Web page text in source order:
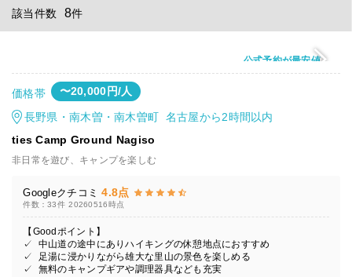
該当件数 8件
公式予約が最安値
価格帯 〜20,000円/人
長野県・南木曽・南木曽町 名古屋から2時間以内
ties Camp Ground Nagiso
非日常を遊び、キャンプを楽しむ
Googleクチコミ 4.8点
件数：33件 20260516時点
【Goodポイント】
✓ 中山道の途中にありハイキングの休憩地点におすすめ
✓ 足湯に浸かりながら雄大な里山の景色を楽しめる
✓ 無料のキャンプギアや調理器具なども充実